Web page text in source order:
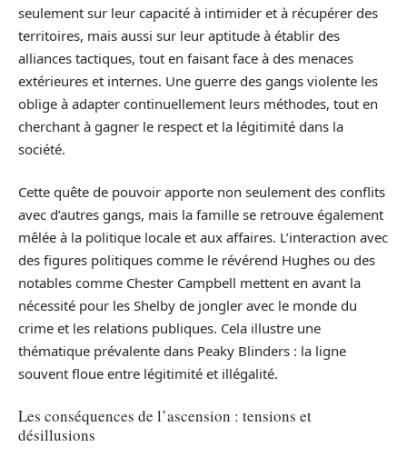
seulement sur leur capacité à intimider et à récupérer des
territoires, mais aussi sur leur aptitude à établir des
alliances tactiques, tout en faisant face à des menaces
extérieures et internes. Une guerre des gangs violente les
oblige à adapter continuellement leurs méthodes, tout en
cherchant à gagner le respect et la légitimité dans la
société.
Cette quête de pouvoir apporte non seulement des conflits
avec d’autres gangs, mais la famille se retrouve également
mêlée à la politique locale et aux affaires. L’interaction avec
des figures politiques comme le révérend Hughes ou des
notables comme Chester Campbell mettent en avant la
nécessité pour les Shelby de jongler avec le monde du
crime et les relations publiques. Cela illustre une
thématique prévalente dans Peaky Blinders : la ligne
souvent floue entre légitimité et illégalité.
Les conséquences de l’ascension : tensions et
désillusions